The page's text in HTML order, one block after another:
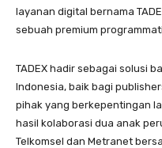
layanan digital bernama
sebuah premium
TADEX hadir sebagai solusi
Indonesia, baik bagi
pihak yang berkepentingan
hasil kolaborasi dua anak
Telkomsel dan Metranet